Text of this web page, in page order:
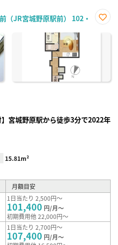
（JR宮城野原駅前） 102・
に入
】宮城野原駅から徒歩3分で2022年
15.81m²
月額目安
1日当たり 2,500円～
101,400 円/月～
初期費用他 22,000円～
1日当たり 2,700円～
107,400 円/月～